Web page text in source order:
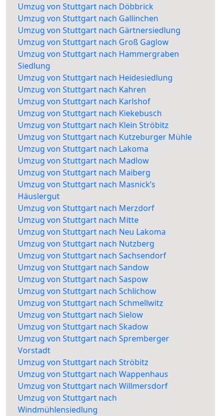
Umzug von Stuttgart nach Döbbrick
Umzug von Stuttgart nach Gallinchen
Umzug von Stuttgart nach Gärtnersiedlung
Umzug von Stuttgart nach Groß Gaglow
Umzug von Stuttgart nach Hammergraben
Siedlung
Umzug von Stuttgart nach Heidesiedlung
Umzug von Stuttgart nach Kahren
Umzug von Stuttgart nach Karlshof
Umzug von Stuttgart nach Kiekebusch
Umzug von Stuttgart nach Klein Ströbitz
Umzug von Stuttgart nach Kutzeburger Mühle
Umzug von Stuttgart nach Lakoma
Umzug von Stuttgart nach Madlow
Umzug von Stuttgart nach Maiberg
Umzug von Stuttgart nach Masnick’s
Häuslergut
Umzug von Stuttgart nach Merzdorf
Umzug von Stuttgart nach Mitte
Umzug von Stuttgart nach Neu Lakoma
Umzug von Stuttgart nach Nutzberg
Umzug von Stuttgart nach Sachsendorf
Umzug von Stuttgart nach Sandow
Umzug von Stuttgart nach Saspow
Umzug von Stuttgart nach Schlichow
Umzug von Stuttgart nach Schmellwitz
Umzug von Stuttgart nach Sielow
Umzug von Stuttgart nach Skadow
Umzug von Stuttgart nach Spremberger
Vorstadt
Umzug von Stuttgart nach Ströbitz
Umzug von Stuttgart nach Wappenhaus
Umzug von Stuttgart nach Willmersdorf
Umzug von Stuttgart nach
Windmühlensiedlung